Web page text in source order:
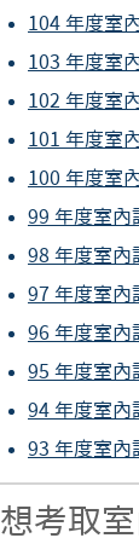
104 年度室
103 年度室
102 年度室
101 年度室
100 年度室
99 年度室內
98 年度室內
97 年度室內
96 年度室內
95 年度室內
94 年度室內
93 年度室內
想考取